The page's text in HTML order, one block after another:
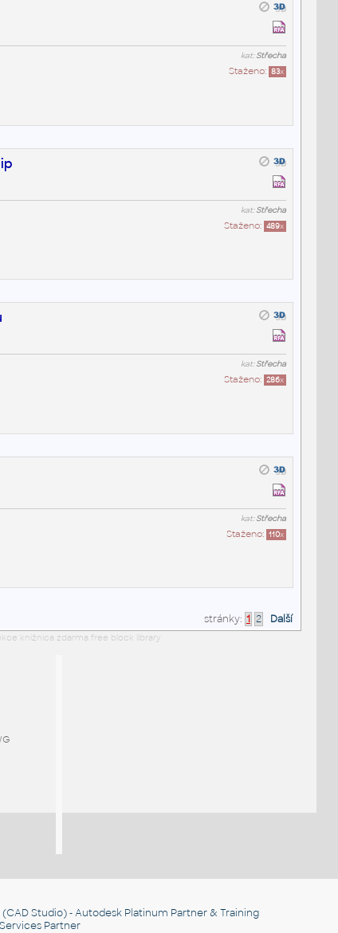
kat:Střecha
Staženo: 83x
kat:Střecha
Staženo: 489x
kat:Střecha
Staženo: 286x
kat:Střecha
Staženo: 110x
stránky: 1 2 Další
knižnica zdarma free block library
(CAD Studio) - Autodesk Platinum Partner & Training
Partner